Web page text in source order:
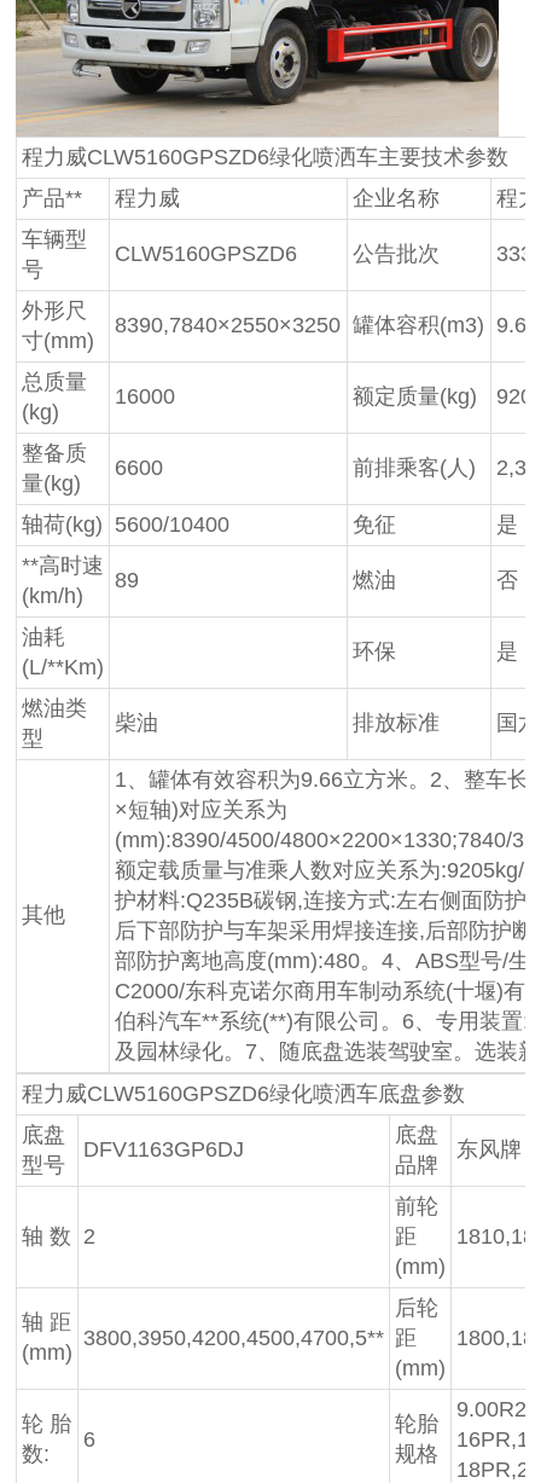
程力威CLW5160GPSZD6绿化喷洒车主要技术参数
产品**
程力威 企业名称
程
车辆型
号
CLW5160GPSZD6 公告批次 333
外形尺
寸(mm)
8390,7840×2550×3250 罐体容积(m3) 9.66
总质量
(kg)
16000 额定质量(kg)
整备质
量(kg)
6600 前排乘客(人) 2,3
轴荷(kg) 5600/10400 免征
是
**高时速
(km/h)
89 燃油 否
油耗
(L/**Km)
环保 是
燃油类
型
柴油 排放标准 国六
其他
1、罐体有效容积为9.66立方米。2、整车长
×短轴)对应关系为
(mm):8390/4500/4800×2200×1330;7840/
额定载质量与准乘人数对应关系为:9205kg/
护材料:Q235B碳钢,连接方式:左右侧面防护
后下部防护与车架采用焊接连接,后部防护
部防护离地高度(mm):480。4、ABS型号/生
C2000/东科克诺尔商用车制动系统(十堰)有
伯科汽车**系统(**)有限公司。6、专用装置:
及园林绿化。7、随底盘选装驾驶室。选装
程力威CLW5160GPSZD6绿化喷洒车底盘参数
底盘
型号
DFV1163GP6DJ
底盘
品牌
东风牌
轴 数 2
前轮
距
(mm)
轴 距
(mm)
3800,3950,4200,4500,4700,5**
后轮
距
(mm)
轮 胎
数:
6
轮胎
规格